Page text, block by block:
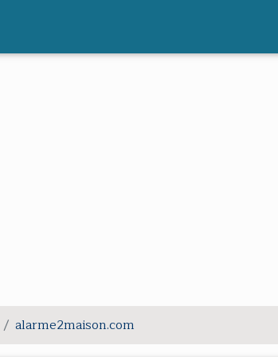
alarme2maison.com